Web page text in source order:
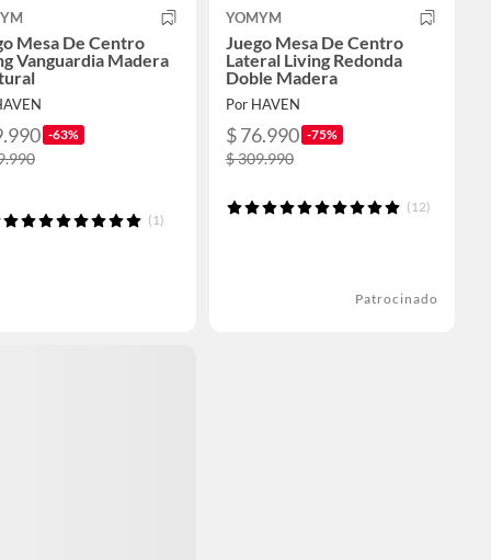
Mesa De Centro
Vanguardia Madera
-63%
(1)
YOMYM
Juego Mesa De Centro
Lateral Living Redonda
Doble Madera
Por HAVEN
$ 76.990 -75%
$ 309.990
(12)
Patrocinado